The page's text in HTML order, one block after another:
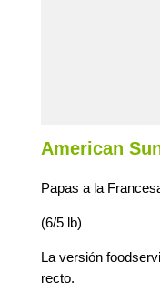
American
Papas a la
(6/5 lb)
La versión
recto.